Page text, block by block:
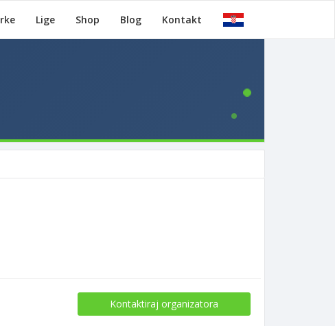
Lige Shop Blog Kontakt
Kontaktiraj organizatora